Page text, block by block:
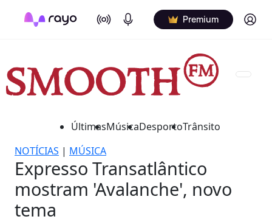
On Air Podcasts Premium Log in
ÚltimasMúsicaDesportoTrânsito
NOTÍCIAS | MÚSICA
Expresso Transatlântico
mostram 'Avalanche', novo
tema